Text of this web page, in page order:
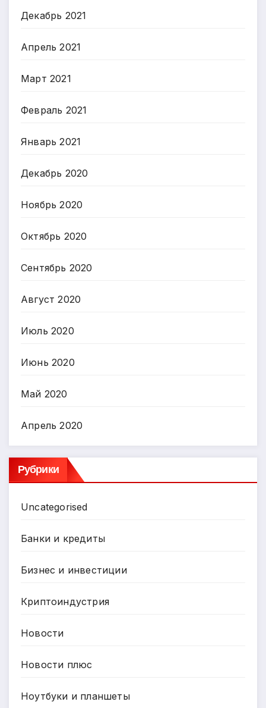
Декабрь 2021
Апрель 2021
Март 2021
Февраль 2021
Январь 2021
Декабрь 2020
Ноябрь 2020
Октябрь 2020
Сентябрь 2020
Август 2020
Июль 2020
Июнь 2020
Май 2020
Апрель 2020
Рубрики
Uncategorised
Банки и кредиты
Бизнес и инвестиции
Криптоиндустрия
Новости
Новости плюс
Ноутбуки и планшеты